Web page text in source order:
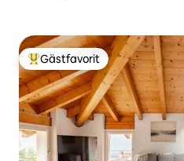
Populär gästfavorit
Gästfavorit